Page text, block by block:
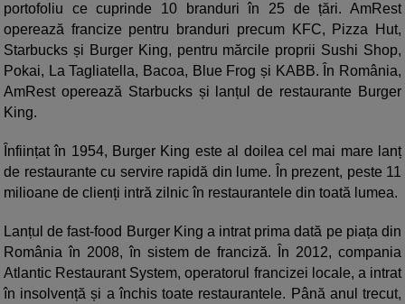
portofoliu ce cuprinde 10 branduri în 25 de țări. AmRest
operează francize pentru branduri precum KFC, Pizza Hut,
Starbucks și Burger King, pentru mărcile proprii Sushi Shop,
Pokai, La Tagliatella, Bacoa, Blue Frog și KABB. În România,
AmRest operează Starbucks și lanțul de restaurante Burger
King.
Înființat în 1954, Burger King este al doilea cel mai mare lanț
de restaurante cu servire rapidă din lume. În prezent, peste 11
milioane de clienți intră zilnic în restaurantele din toată lumea.
Lanțul de fast-food Burger King a intrat prima dată pe piața din
România în 2008, în sistem de franciză. În 2012, compania
Atlantic Restaurant System, operatorul francizei locale, a intrat
în insolvență și a închis toate restaurantele. Până anul trecut,